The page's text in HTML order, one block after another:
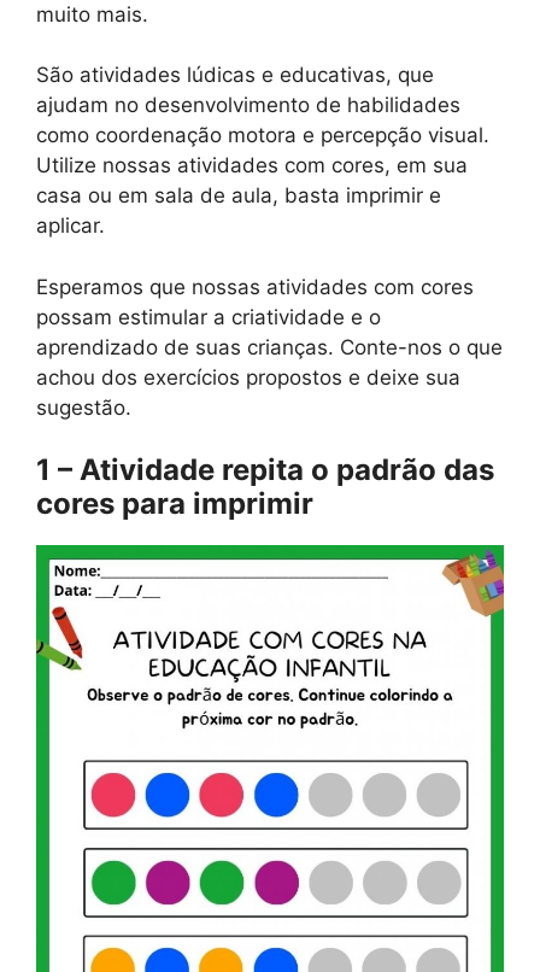
muito mais.
São atividades lúdicas e educativas, que
ajudam no desenvolvimento de habilidades
como coordenação motora e percepção visual.
Utilize nossas atividades com cores, em sua
casa ou em sala de aula, basta imprimir e
aplicar.
Esperamos que nossas atividades com cores
possam estimular a criatividade e o
aprendizado de suas crianças. Conte-nos o que
achou dos exercícios propostos e deixe sua
sugestão.
1 – Atividade repita o padrão das
cores para imprimir